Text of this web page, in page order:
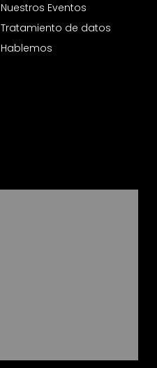
Nuestros Eventos
Tratamiento de datos
Hablemos